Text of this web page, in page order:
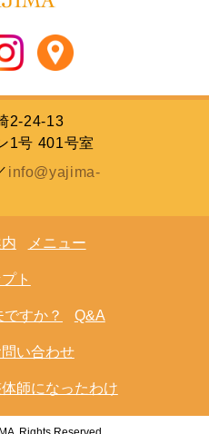
2-24-13
1号 401号室
info@yajima-
メニュー
ト
すか？ Q&A
問い合わせ
師になったわけ